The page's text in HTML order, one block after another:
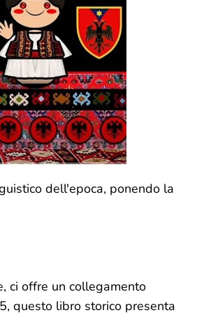
dell'epoca, ponendo la
ci offre un collegamento
questo libro storico presenta